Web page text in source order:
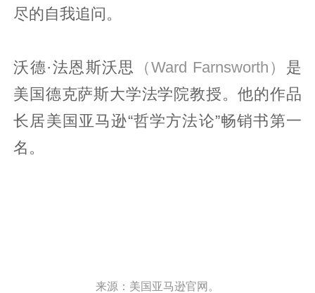
尽的自我追问。
沃德·法恩斯沃思 （Ward Farnsworth） 是
美国德克萨斯大学法学院教授。他的作品
长居美国亚马逊“哲学方法论”畅销书第一
名。
来源：美国亚马逊官网。